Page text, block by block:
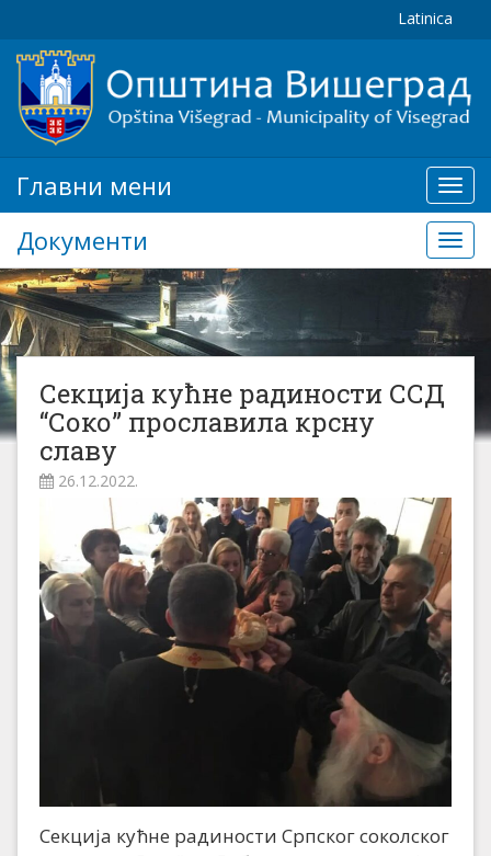
Latinica
мени
Главни мени
Документи
Секција кућне радиности ССД
“Соко” прославила крсну
славу
26.12.2022.
Секција кућне радиности Српског соколског